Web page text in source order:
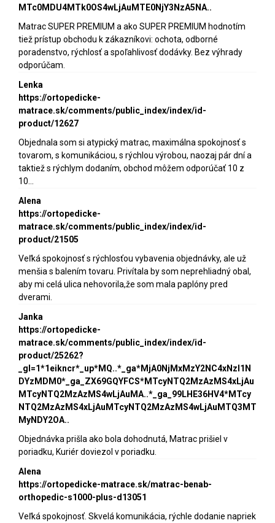
MTc0MDU4MTk0OS4wLjAuMTE0NjY3NzA5NA..
Matrac SUPER PREMIUM a ako SUPER PREMIUM hodnotím
tiež prístup obchodu k zákazníkovi: ochota, odborné
poradenstvo, rýchlosť a spoľahlivosť dodávky. Bez výhrady
odporúčam.
Lenka
https://ortopedicke-
matrace.sk/comments/public_index/index/id-
product/12627
Objednala som si atypický matrac, maximálna spokojnosť s
tovarom, s komunikáciou, s rýchlou výrobou, naozaj pár dní a
taktiež s rýchlym dodaním, obchod môžem odporúčať 10 z
10...
Alena
https://ortopedicke-
matrace.sk/comments/public_index/index/id-
product/21505
Veľká spokojnosť s rýchlosťou vybavenia objednávky, ale už
menšia s balením tovaru. Privítala by som neprehliadný obal,
aby mi celá ulica nehovorila,že som mala paplóny pred
dverami.
Janka
https://ortopedicke-
matrace.sk/comments/public_index/index/id-
product/25262?
_gl=1*1eikncr*_up*MQ..*_ga*MjA0NjMxMzY2NC4xNzI1N
DYzMDM0*_ga_ZX69GQYFCS*MTcyNTQ2MzAzMS4xLjAu
MTcyNTQ2MzAzMS4wLjAuMA..*_ga_99LHE36HV4*MTcy
NTQ2MzAzMS4xLjAuMTcyNTQ2MzAzMS4wLjAuMTQ3MT
MyNDY2OA..
Objednávka prišla ako bola dohodnutá, Matrac prišiel v
poriadku, Kuriér doviezol v poriadku.
Alena
https://ortopedicke-matrace.sk/matrac-benab-
orthopedic-s1000-plus-d13051
Veľká spokojnosť. Skvelá komunikácia, rýchle dodanie napriek